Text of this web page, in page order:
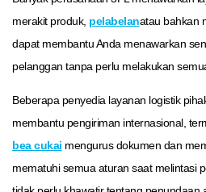
merakit produk, pelabelanatau bahkan
dapat membantu Anda menawarkan
pelanggan tanpa perlu melakukan
Beberapa penyedia layanan logistik
membantu pengiriman internasional,
bea cukai mengurus dokumen dan
mematuhi semua aturan saat melintasi